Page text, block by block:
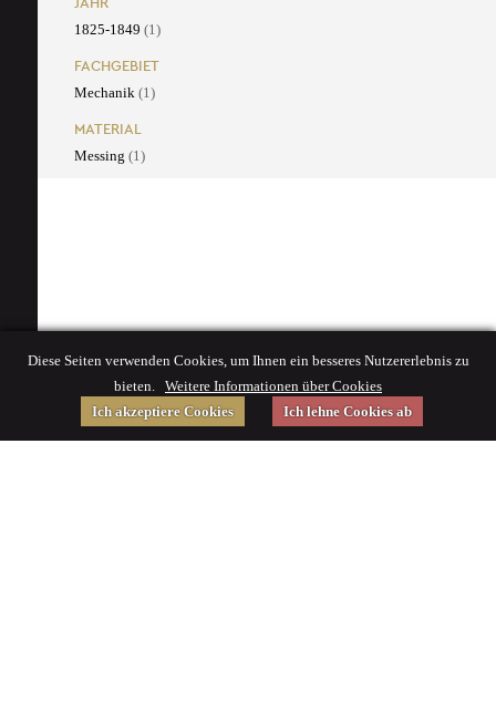
1825-1849 (1)
FACHGEBIET
Mechanik (1)
MATERIAL
Messing (1)
Diese Seiten verwenden Cookies, um Ihnen ein besseres Nutzererlebnis zu
bieten. Weitere Informationen über Cookies
Ich akzeptiere Cookies
Ich lehne Cookies ab